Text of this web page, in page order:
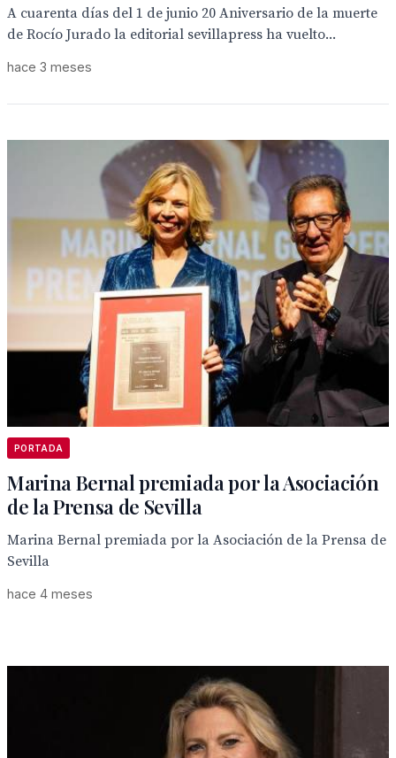
A cuarenta días del 1 de junio 20 Aniversario de la muerte
de Rocío Jurado la editorial sevillapress ha vuelto...
hace 3 meses
PORTADA
Marina Bernal premiada por la Asociación
de la Prensa de Sevilla
Marina Bernal premiada por la Asociación de la Prensa de
Sevilla
hace 4 meses